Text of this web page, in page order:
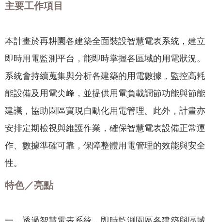
民
絡
我
網
社
群
政
資
主要工作項目
本計畫於再耕園各建築全面裝設智慧電表系統，建立
即時用電監測平台，能即時掌握各區域的用電狀況。
系統會持續蒐集與分析各建築的用電數據，監控高耗
能設備及用電尖峰，並提供用電負載調節功能與節能
建議，協助園區實現自動化用電管理。此外，計畫亦
安排定期檢視與維護作業，確保智慧電表設備正常運
作、數據準確可靠，保障整體用電管理的效能與安全
性。
特色／亮點